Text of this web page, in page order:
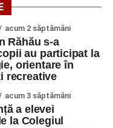
acum 2 săptămâni
Răhău s-a
au participat la
orientare în
recreative
acum 3 săptămâni
a elevei
la Colegiul